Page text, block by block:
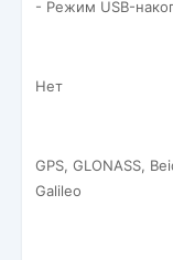
- Режим USB-
Нет
GPS, GLONASS,
Galileo